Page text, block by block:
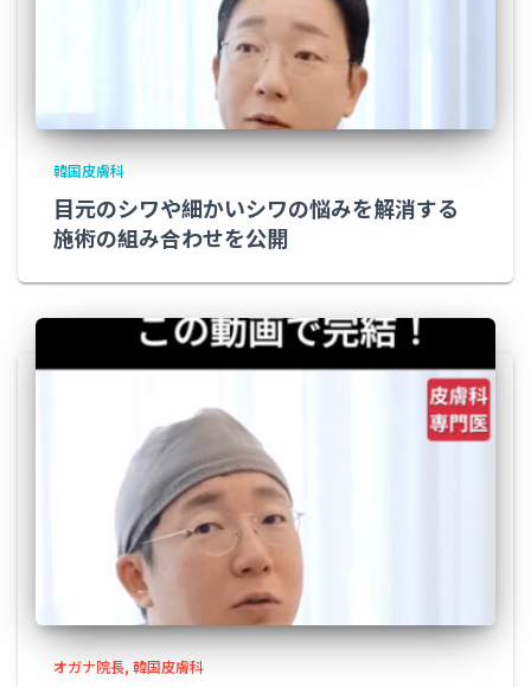
韓国皮膚科
目元のシワや細かいシワの悩みを解消する
施術の組み合わせを公開
オガナ院長 韓国皮膚科